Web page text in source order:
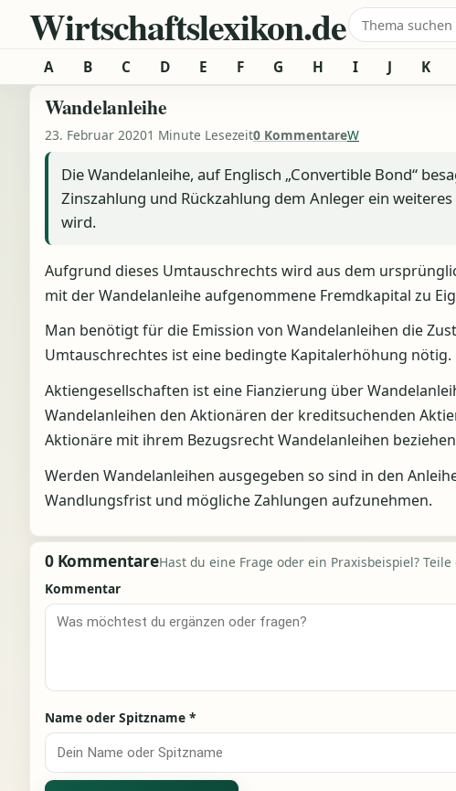
Zum Inhalt springen
Wirtschaftslexikon.deSuche nach:
A B C D E F G H I J K
Wandelanleihe
23. Februar 20201 Minute Lesezeit0 KommentareW
Die Wandelanleihe, auf Englisch „Convertible Bond“
Zinszahlung und Rückzahlung dem Anleger ein
wird.
Aufgrund dieses Umtauschrechts wird aus dem
mit der Wandelanleihe aufgenommene Fremdkapital zu
Man benötigt für die Emission von Wandelanleihen die
Umtauschrechtes ist eine bedingte Kapitalerhöhung nötig.
Aktiengesellschaften ist eine Fianzierung über
Wandelanleihen den Aktionären der kreditsuchenden
Aktionäre mit ihrem Bezugsrecht Wandelanleihen
Werden Wandelanleihen ausgegeben so sind in den
Wandlungsfrist und mögliche Zahlungen aufzunehmen.
0 KommentareHast du eine Frage oder ein Praxisbeispiel?
Kommentar
Name oder Spitzname *